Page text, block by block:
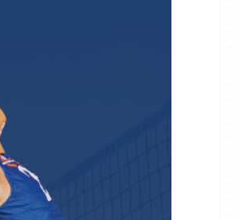
Más de 400 deportistas
pondrán el broche de oro en
Finestrat al Beach Volley Tour